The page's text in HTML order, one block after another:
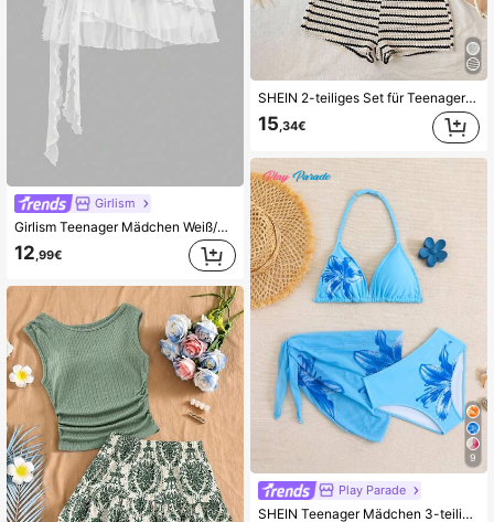
Girlism
Girlism Teenager Mädchen Weiß/Mehrlagiger Rüschen Saum Tief Sitzender Y2K Mini Schwarzer Rock/Süß, Bequem/Boho, Gefalteter Bund, Gestapelt, Streetwear
12,99€
SHEIN 2-teiliges Set für Teenager-Mädchen: Strick-Textur V-Ausschnitt Blumen-Metall-Dekor Neckholder-Bindung figurbetonendes Tanktop und Low-Waist Super-Mini-Shorts für Party, Weihnachten, Date, Nachtclub, Strand, Kreuzfahrt-Urlaub
15,34€
9
Play Parade
SHEIN Teenager Mädchen 3-teiliges Bikini-Set, schwarzer Blumen-Neckholder-Triangel-Oberteil, Triangel-Unterteil, Sarong, modische, lässige und elegante Bademode geeignet für Schwimmen, Urlaub, Sommer Mädchen mit verstellbaren Spaghettiträgern Bikini